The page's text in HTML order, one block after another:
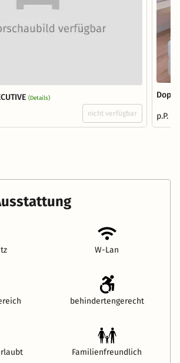
(Details)
nicht verfügbar p.P.
W-Lan
behindertengerecht
Familienfreundlich